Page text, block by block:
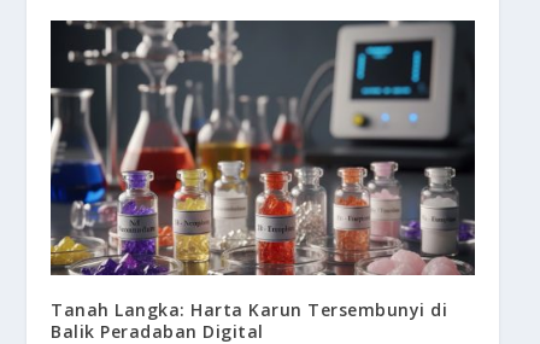
Tanah Langka: Harta Karun Tersembunyi di
Balik Peradaban Digital